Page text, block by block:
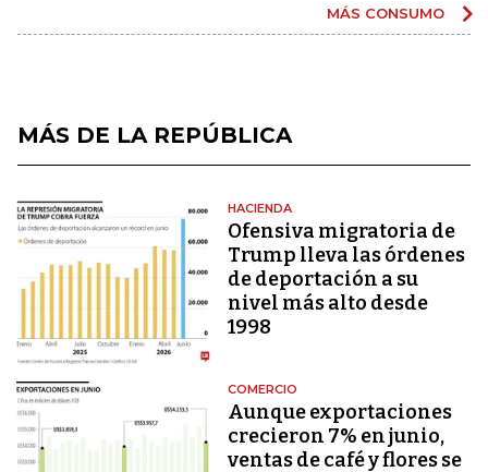
MÁS CONSUMO
MÁS DE LA REPÚBLICA
HACIENDA
Ofensiva migratoria de
Trump lleva las órdenes
de deportación a su
nivel más alto desde
1998
COMERCIO
Aunque exportaciones
crecieron 7% en junio,
ventas de café y flores se